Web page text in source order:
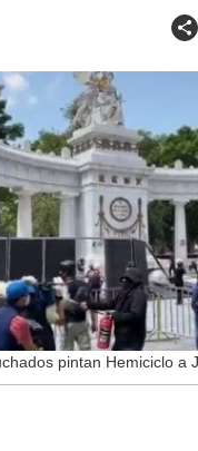
pintan Hemiciclo a